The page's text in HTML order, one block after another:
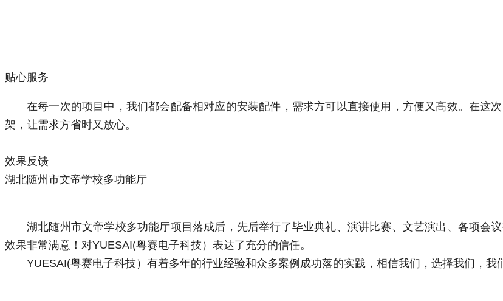
贴心服务
在每一次的项目中，我们都会配备相对应的安装配件，需求方可以直接使用，方便又高效。在这
架，让需求方省时又放心。
效果反馈
湖北随州市文帝学校多功能厅
湖北随州市文帝学校多功能厅项目落成后，先后举行了毕业典礼、演讲比赛、文艺演出、各项会
效果非常满意！对YUESAI(粤赛电子科技）表达了充分的信任。
YUESAI(粤赛电子科技） 有着多年的行业经验和众多案例成功落的实践，相信我们，选择我们，我